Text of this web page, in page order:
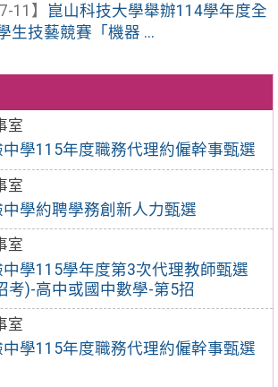
室
學115年度職務代理約僱幹事甄選
室
學約聘學務創新人力甄選
室
學115學年度第3次代理教師甄選
考)-高中或國中數學-第5招
室
學115年度職務代理約僱幹事甄選
11】
崑山科技大學舉辦114學年度全
生技藝競賽「機器 ...